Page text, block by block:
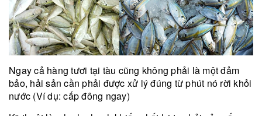
Ngay cả hàng tươi tại tàu cũng không phải là một đảm
bảo, hải sản cần phải được xử lý đúng từ phút nó rời khỏi
nước (Ví dụ: cấp đông ngay)